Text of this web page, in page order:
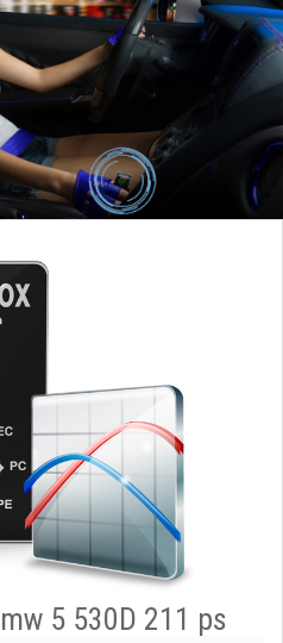
5 530D 211 ps